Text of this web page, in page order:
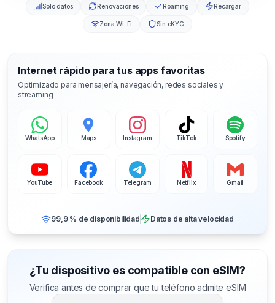
Solo datos Renovaciones Roaming Recargar
Zona Wi-Fi Sin eKYC
Internet rápido para tus apps favoritas
Optimizado para mensajería, navegación, redes sociales y
streaming
WhatsApp Maps Instagram TikTok Spotify
YouTube Facebook Telegram Netflix Gmail
99,9 % de disponibilidad Datos de alta velocidad
¿Tu dispositivo es compatible con eSIM?
Verifica antes de comprar que tu teléfono admite eSIM